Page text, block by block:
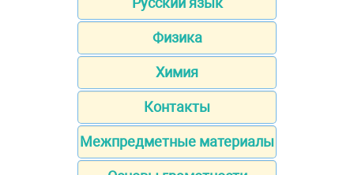
Физика
Химия
Контакты
Межпредметные материалы